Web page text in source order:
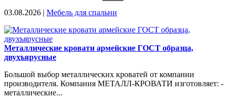
03.08.2026 | Мебель для спальни
Металлические кровати армейские ГОСТ образца,
двухъярусные
Большой выбор металлических кроватей от компании
производителя. Компания МЕТАЛЛ-КРОВАТИ изготовляет: -
металлические...